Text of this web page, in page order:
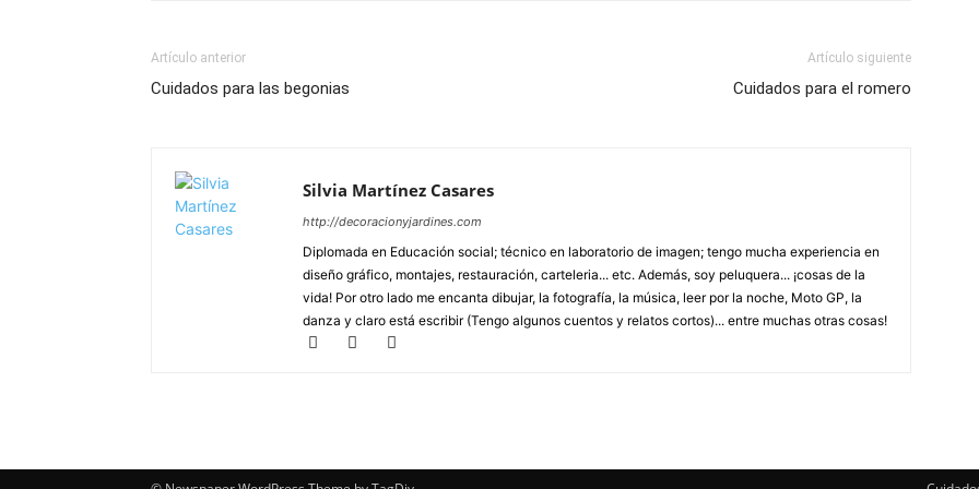
Artículo anterior
Cuidados para las begonias
Artículo siguiente
Cuidados para el romero
Silvia Martínez Casares
http://decoracionyjardines.com
Diplomada en Educación social; técnico en laboratorio de imagen; tengo mucha experiencia en
diseño gráfico, montajes, restauración, carteleria... etc. Además, soy peluquera... ¡cosas de la
vida! Por otro lado me encanta dibujar, la fotografía, la música, leer por la noche, Moto GP, la
danza y claro está escribir (Tengo algunos cuentos y relatos cortos)... entre muchas otras cosas!